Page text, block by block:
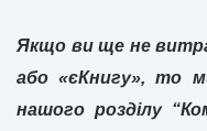
Якщо ви ще не
або «єКнигу», то
нашого розділу